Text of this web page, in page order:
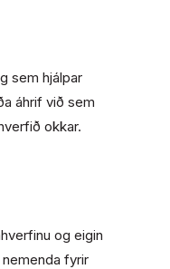
sem hjálpar
áhrif við sem
okkar.
og eigin
fyrir